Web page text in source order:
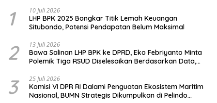
1 10 Juli 2026
LHP BPK 2025 Bongkar Titik Lemah Keuangan
Situbondo, Potensi Pendapatan Belum Maksimal
2 13 Juli 2026
Bawa Salinan LHP BPK ke DPRD, Eko Febriyanto Minta
Polemik Tiga RSUD Diselesaikan Berdasarkan Data,
3 25 Juli 2026
Komisi VI DPR RI Dalami Penguatan Ekosistem Maritim
Nasional, BUMN Strategis Dikumpulkan di Pelindo